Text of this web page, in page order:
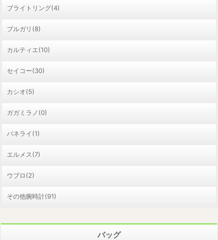
ブライトリング(4)
ブルガリ(8)
カルティエ(10)
セイコー(30)
カシオ(5)
ガガミラノ(0)
パネライ(1)
エルメス(7)
ウブロ(2)
その他腕時計(91)
バッグ